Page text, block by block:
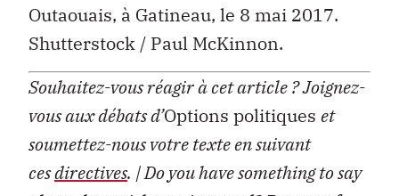
Outaouais, à Gatineau, le 8 mai 2017.
Shutterstock / Paul McKinnon.
Souhaitez-vous réagir à cet article ?Joignez-
vous aux débats d’Options politiques et
soumettez-nous votre texte en suivant
cesdirectives. | Do you have something to say